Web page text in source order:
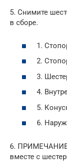
5. Снимите
в сборе.
1.
2.
3.
4.
5.
6.
6.
вместе с